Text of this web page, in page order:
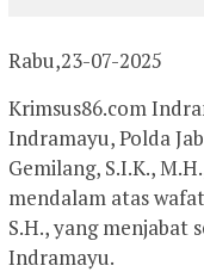
Rabu,23-07-2025
Krimsus86.com
Indramayu, Polda
Gemilang, S.I.K.,
mendalam atas
S.H., yang menjabat
Indramayu.